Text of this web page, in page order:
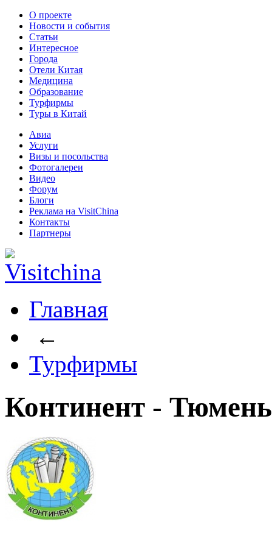
О проекте
Новости и события
Статьи
Интересное
Города
Отели Китая
Медицина
Образование
Турфирмы
Туры в Китай
Авиа
Услуги
Визы и посольства
Фотогалереи
Видео
Форум
Блоги
Реклама на VisitChina
Контакты
Партнеры
Главная
←
Турфирмы
Континент - Тюмень